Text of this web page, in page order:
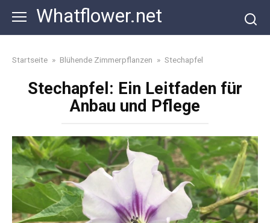
content
Whatflower.net
Startseite » Blühende Zimmerpflanzen » Stechapfel
Stechapfel: Ein Leitfaden für
Anbau und Pflege